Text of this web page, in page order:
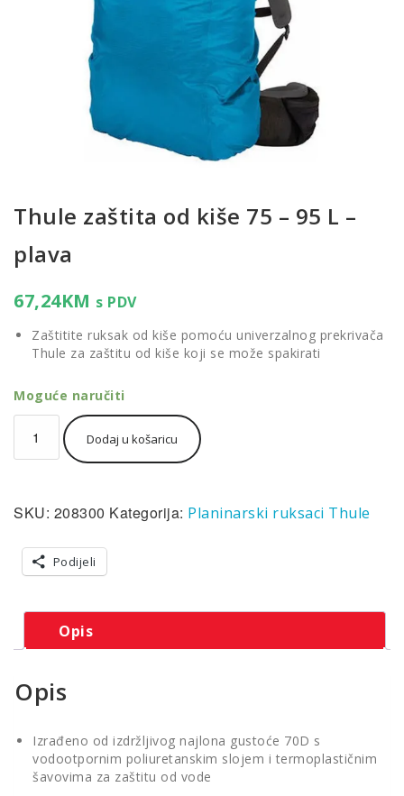
Thule zaštita od kiše 75 – 95 L –
plava
67,24KM s PDV
Zaštitite ruksak od kiše pomoću univerzalnog prekrivača
Thule za zaštitu od kiše koji se može spakirati
Moguće naručiti
zaštita
od
-
Dodaj u košaricu
SKU: 208300 Kategorija: Planinarski ruksaci Thule
Podijeli
Opis
Opis
Izrađeno od izdržljivog najlona gustoće 70D s
vodootpornim poliuretanskim slojem i termoplastičnim
šavovima za zaštitu od vode